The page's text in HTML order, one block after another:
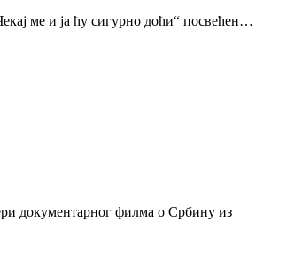
ме и ја ћу сигурно доћи“ посвећен…
документарног филма о Србину из